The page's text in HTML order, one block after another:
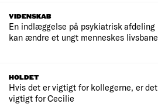
VIDENSKAB
En indlæggelse på psykiatrisk afdeling
kan ændre et ungt menneskes livsbane
HOLDET
Hvis det er vigtigt for kollegerne, er det
vigtigt for Cecilie